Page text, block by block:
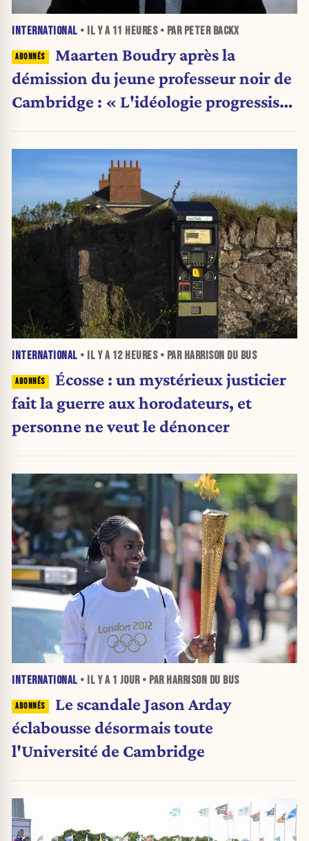
INTERNATIONAL • IL Y A 11 HEURES• PAR PETER BACKX
Maarten Boudry après la
démission du jeune professeur noir de
Cambridge : « L'idéologie progressiste
INTERNATIONAL • IL Y A 12 HEURES• PAR HARRISON DU BUS
Écosse : un mystérieux justicier
fait la guerre aux horodateurs, et
personne ne veut le dénoncer
INTERNATIONAL • IL Y A 1 JOUR• PAR HARRISON DU BUS
Le scandale Jason Arday
éclabousse désormais toute
l'Université de Cambridge